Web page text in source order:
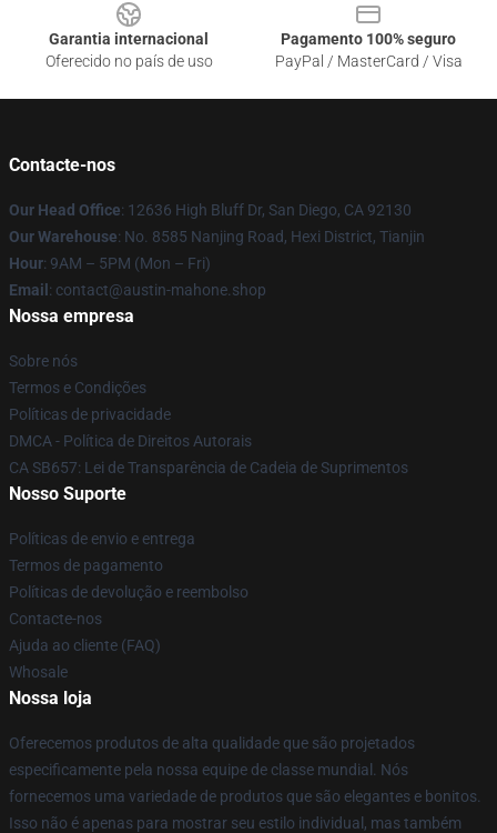
Garantia internacional
Oferecido no país de uso
Pagamento 100% seguro
PayPal / MasterCard / Visa
Contacte-nos
Our Head Office: 12636 High Bluff Dr, San Diego, CA 92130
Our Warehouse: No. 8585 Nanjing Road, Hexi District, Tianjin
Hour: 9AM – 5PM (Mon – Fri)
Email : contact@austin-mahone.shop
Nossa empresa
Sobre nós
Termos e Condições
Políticas de privacidade
DMCA - Política de Direitos Autorais
CA SB657: Lei de Transparência de Cadeia de Suprimentos
Nosso Suporte
Políticas de envio e entrega
Termos de pagamento
Políticas de devolução e reembolso
Contacte-nos
Ajuda ao cliente (FAQ)
Whosale
Nossa loja
Oferecemos produtos de alta qualidade que são projetados
especificamente pela nossa equipe de classe mundial. Nós
fornecemos uma variedade de produtos que são elegantes e bonitos.
Isso não é apenas para mostrar seu estilo individual, mas também